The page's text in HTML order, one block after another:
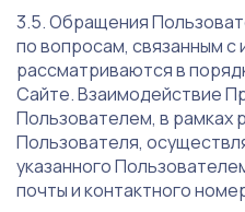
Обращения
по вопросам, связанным с
рассматриваются в
Сайте. Взаимодействие
Пользователем, в
Пользователя,
указанного
почты и контактного